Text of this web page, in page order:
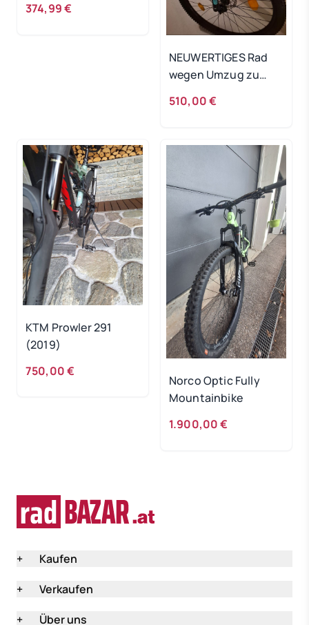
374,99 €
NEUWERTIGES Rad
wegen Umzug zu
510,00 €
KTM Prowler 291
(2019)
750,00 €
Norco Optic Fully
Mountainbike
1.900,00 €
+
Kaufen
+
Verkaufen
+
Über uns